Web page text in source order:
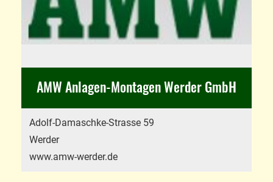
AMW Anlagen-Montagen Werder GmbH
Adolf-Damaschke-Strasse 59
Werder
www.amw-werder.de